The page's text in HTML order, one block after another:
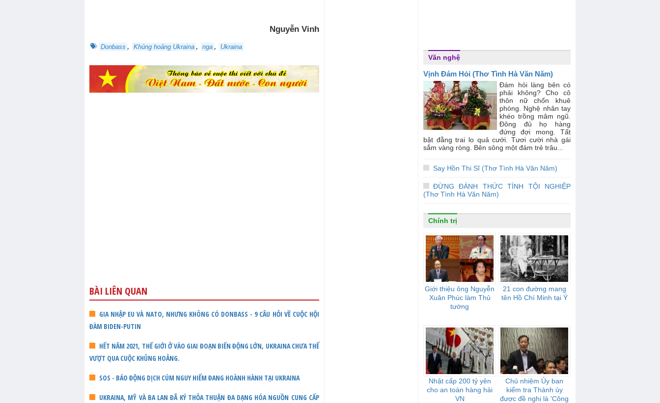
Nguyễn Vinh
Donbass , Khủng hoảng Ukraina , nga , Ukraina
BÀI LIÊN QUAN
GIA NHẬP EU VÀ NATO, NHƯNG KHÔNG CÓ DONBASS - 9 CÂU HỎI VỀ CUỘC HỘI
ĐÀM BIDEN-PUTIN
HẾT NĂM 2021, THẾ GIỚI Ở VÀO GIAI ĐOẠN BIẾN ĐỘNG LỚN, UKRAINA CHƯA THỂ
VƯỢT QUA CUỘC KHỦNG HOẢNG.
SOS - BÁO ĐỘNG DỊCH CÚM NGUY HIỂM ĐANG HOÀNH HÀNH TẠI UKRAINA
UKRAINA, MỸ VÀ BA LAN ĐÃ KÝ THỎA THUẬN ĐA DẠNG HÓA NGUỒN CUNG CẤP
Văn nghệ
Vịnh Đám Hỏi (Thơ Tình Hà Văn Năm)
Đám hỏi làng bên có
phải không? Cho cô
thôn nữ chốn khuê
phòng. Nghệ nhân tay
khéo trồng mâm ngũ.
Đông đủ họ hàng
đứng đợi mong. Tất
bật đằng trai lo quả cưới. Tươi cười nhà gái
sắm vàng ròng. Bên sông một đám trẻ trâu...
Say Hồn Thi Sĩ (Thơ Tình Hà Văn Năm)
ĐỪNG ĐÁNH THỨC TÌNH TỘI NGHIỆP
(Thơ Tình Hà Văn Năm)
Chính trị
Giới thiệu ông Nguyễn
Xuân Phúc làm Thủ
tướng
21 con đường mang
tên Hồ Chí Minh tại Ý
Nhật cấp 200 tỷ yên
cho an toàn hàng hải
VN
Chủ nhiệm Ủy ban
kiểm tra Thành ủy
được đề nghị là 'Công